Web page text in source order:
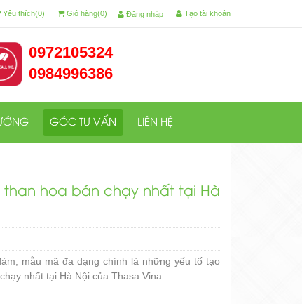
Đăng nhập Tạo tài khoản
Yêu thích(0) Giỏ hàng(0)
0972105324
0984996386
GÓC TƯ VẤN LIÊN HỆ
than hoa bán chạy nhất tại Hà
mẫu mã đa dạng chính là những yếu tố tạo
nhất tại Hà Nội của Thasa Vina.